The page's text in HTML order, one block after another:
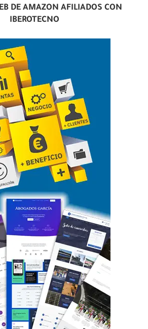
DE AMAZON AFILIADOS CON
IBEROTECNO